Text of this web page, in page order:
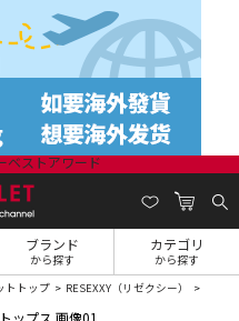
ブランド
から探す
カテゴリ
から探す
トトップ RESEXXY（リゼクシー）